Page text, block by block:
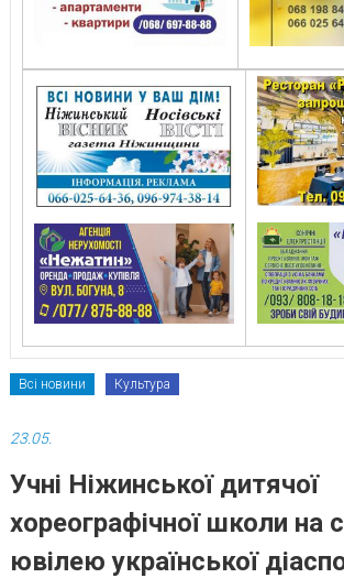
Всі новини Культура
23.05.
Учні Ніжинської дитячої
хореографічної школи на
ювілею української